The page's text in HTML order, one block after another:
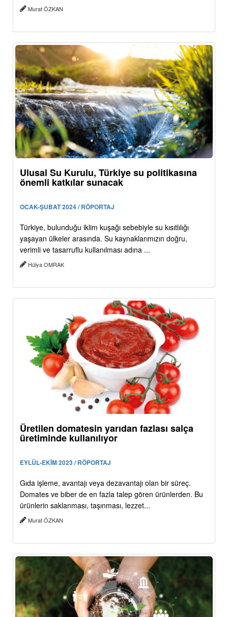
Murat ÖZKAN
Ulusal Su Kurulu, Türkiye su politikasına
önemli katkılar sunacak
OCAK-ŞUBAT 2024 / RÖPORTAJ
Türkiye, bulunduğu iklim kuşağı sebebiyle su kısıtlılığı
yaşayan ülkeler arasında. Su kaynaklarımızın doğru,
verimli ve tasarruflu kullanılması adına ...
Hülya OMRAK
Üretilen domatesin yarıdan fazlası salça
üretiminde kullanılıyor
EYLÜL-EKİM 2023 / RÖPORTAJ
Gıda işleme, avantajı veya dezavantajı olan bir süreç.
Domates ve biber de en fazla talep gören ürünlerden. Bu
ürünlerin saklanması, taşınması, lezzet...
Murat ÖZKAN